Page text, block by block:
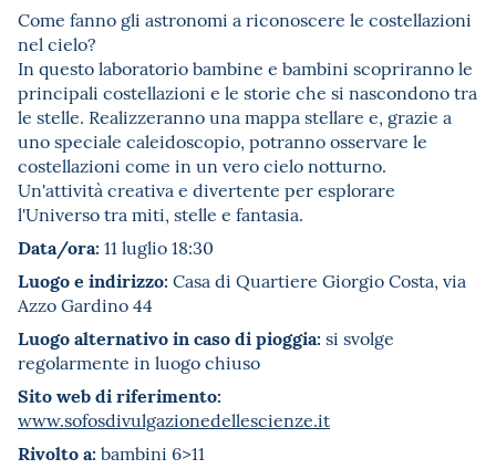
Come fanno gli astronomi a riconoscere le costellazioni
nel cielo?
In questo laboratorio bambine e bambini scopriranno le
principali costellazioni e le storie che si nascondono tra
le stelle. Realizzeranno una mappa stellare e, grazie a
uno speciale caleidoscopio, potranno osservare le
costellazioni come in un vero cielo notturno.
Un'attività creativa e divertente per esplorare
l'Universo tra miti, stelle e fantasia.
Data/ora: 11 luglio 18:30
Luogo e indirizzo: Casa di Quartiere Giorgio Costa, via
Azzo Gardino 44
Luogo alternativo in caso di pioggia: si svolge
regolarmente in luogo chiuso
Sito web di riferimento:
www.sofosdivulgazionedellescienze.it
Rivolto a: bambini 6>11